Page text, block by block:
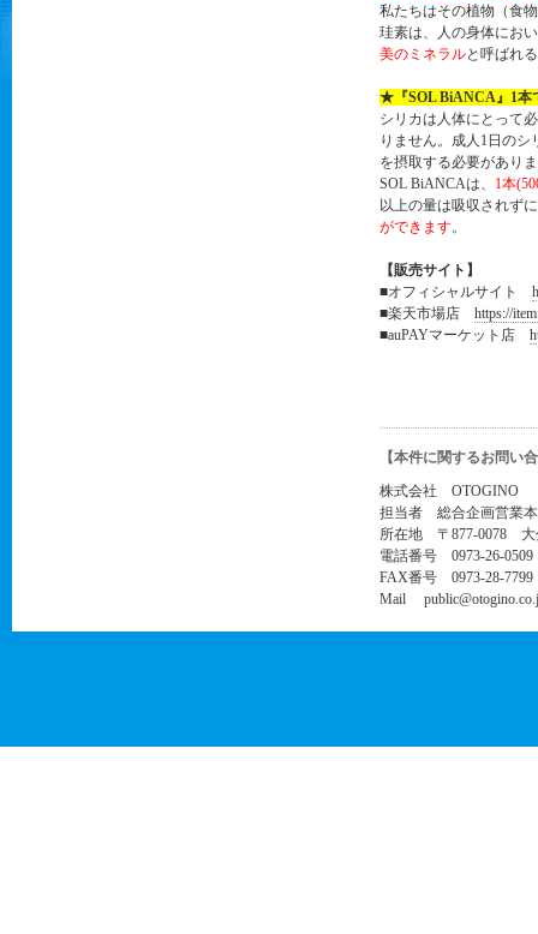
私たちはその植物（食
珪素は、人の身体にお
美のミネラルと呼ばれ
★『SOL BiANCA』1本
シリカは人体にとって
りません。成人1日のシ
を摂取する必要があり
SOL BiANCAは、 1本
以上の量は吸収されず
ができます。
【販売サイト】
■オフィシャルサイト
■楽天市場店 https://
■auPAYマーケット店
【本件に関するお問い
株式会社 OTOGINO
担当者 総合企画営業
所在地 〒877-0078 大
電話番号 0973-26-0509
FAX番号 0973-28-7799
Mail